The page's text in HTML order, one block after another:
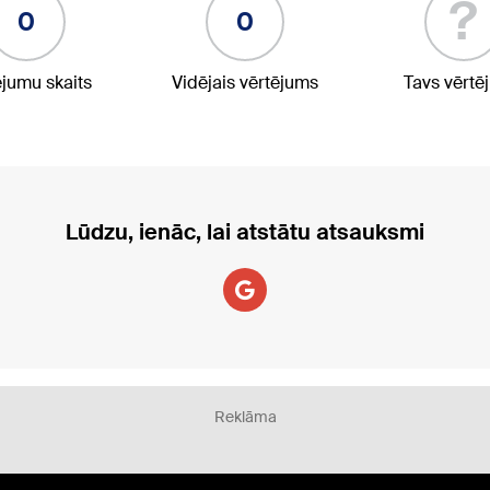
0
skaits
0
Vidējais vērtējums
?
Tavs
Lūdzu, ienāc, lai atstātu atsauksmi
Reklāma